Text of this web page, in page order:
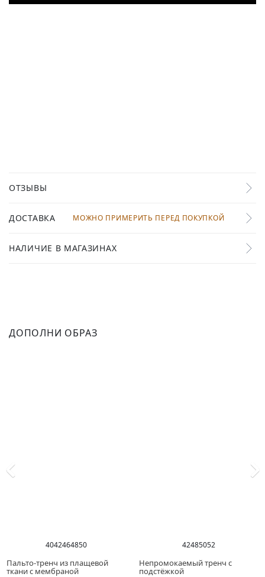
ОТЗЫВЫ
ДОСТАВКА МОЖНО ПРИМЕРИТЬ ПЕРЕД ПОКУПКОЙ
НАЛИЧИЕ В МАГАЗИНАХ
ДОПОЛНИ ОБРАЗ
4042464850
Пальто-тренч из плащевой
ткани с мембраной
42485052
Непромокаемый тренч с
подстёжкой